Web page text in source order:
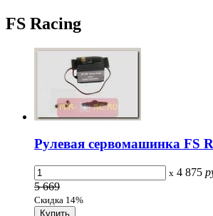
FS Racing
Рулевая сервомашинка FS
x 4 875
5 669
Скидка 14%